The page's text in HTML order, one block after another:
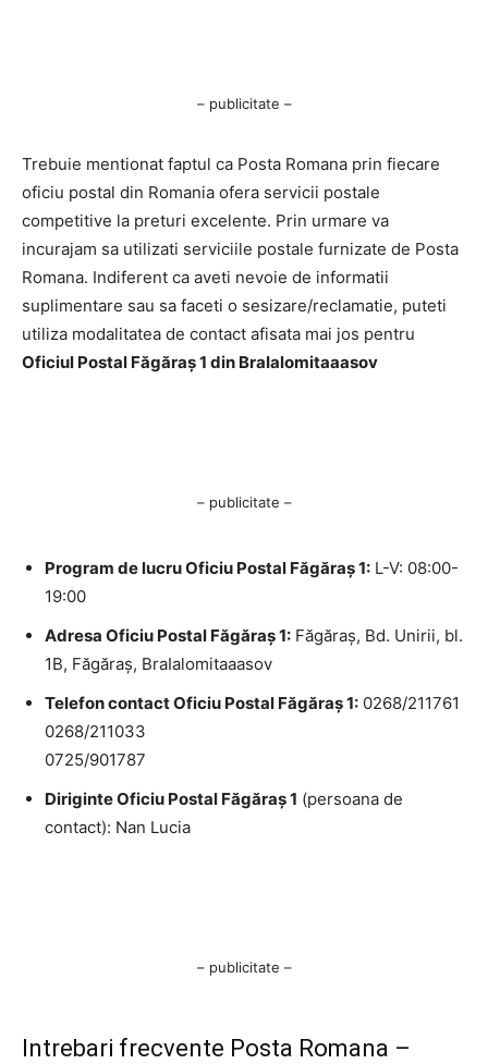
– publicitate –
Trebuie mentionat faptul ca Posta Romana prin fiecare
oficiu postal din Romania ofera servicii postale
competitive la preturi excelente. Prin urmare va
incurajam sa utilizati serviciile postale furnizate de Posta
Romana. Indiferent ca aveti nevoie de informatii
suplimentare sau sa faceti o sesizare/reclamatie, puteti
utiliza modalitatea de contact afisata mai jos pentru
Oficiul Postal Făgăraş 1 din BraIalomitaaasov
– publicitate –
Program de lucru Oficiu Postal Făgăraş 1: L-V: 08:00-
19:00
Adresa Oficiu Postal Făgăraş 1: Făgăraş, Bd. Unirii, bl.
1B, Făgăraş, BraIalomitaaasov
Telefon contact Oficiu Postal Făgăraş 1: 0268/211761
0268/211033
0725/901787
Diriginte Oficiu Postal Făgăraş 1 (persoana de
contact): Nan Lucia
– publicitate –
Intrebari frecvente Posta Romana –